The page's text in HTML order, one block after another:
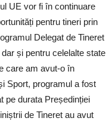
UE vor fi în continuare
pentru tineri prin
Delegat de Tineret
și pentru celelalte state
care am avut-o în
Sport, programul a fost
pe durata Președinției
de Tineret au avut